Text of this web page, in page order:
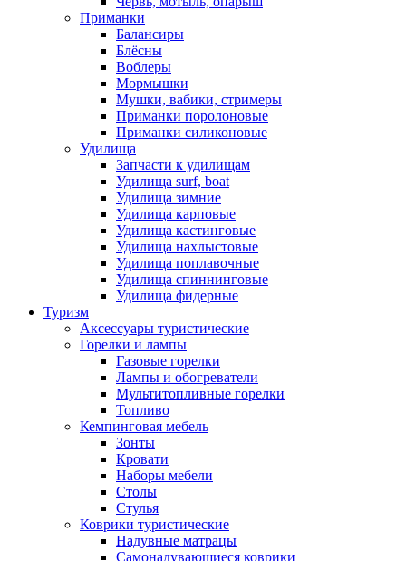
Приманки
Балансиры
Блёсны
Воблеры
Мормышки
Мушки, вабики, стримеры
Приманки поролоновые
Приманки силиконовые
Удилища
Запчасти к удилищам
Удилища surf, boat
Удилища зимние
Удилища карповые
Удилища кастинговые
Удилища нахлыстовые
Удилища поплавочные
Удилища спиннинговые
Удилища фидерные
Туризм
Аксессуары туристические
Горелки и лампы
Газовые горелки
Лампы и обогреватели
Мультитопливные горелки
Топливо
Кемпинговая мебель
Зонты
Кровати
Наборы мебели
Столы
Стулья
Коврики туристические
Надувные матрацы
Самонадувающиеся коврики